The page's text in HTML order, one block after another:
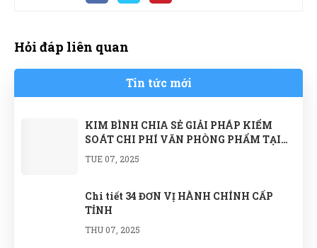
Hỏi đáp liên quan
Tin tức mới
KIM BÌNH CHIA SẺ GIẢI PHÁP KIỂM
SOÁT CHI PHÍ VĂN PHÒNG PHẨM TẠI
NGÀY HỘI KẾT NỐI KINH DOANH BNI
EFFECT CHAPTER
TUE 07, 2025
Chi tiết 34 ĐƠN VỊ HÀNH CHÍNH CẤP
TỈNH
THU 07, 2025